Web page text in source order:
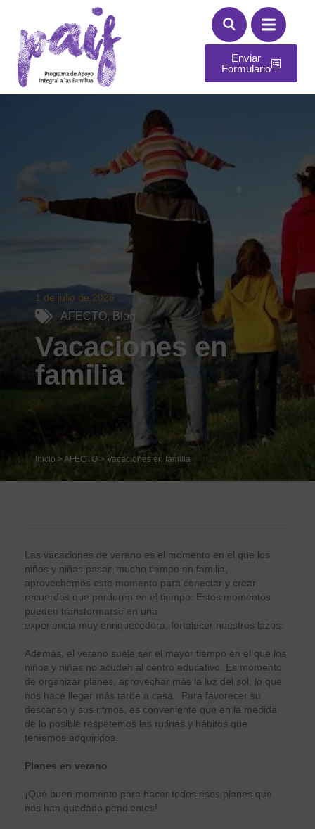
Enviar
Formulario
1 de julio de 2026
AFECTO, Blog
Vacaciones en
familia
Inicio >AFECTO > Vacaciones en familia
Las vacaciones de verano es el momento en el que los
niños y niñas pasan mucho tiempo en familia,
aprovechemos este momento para conectar y crear
recuerdos que perduren en el tiempo. Estos momentos
pueden transformarse en una
experiencia muy enriquecedora, fortalecer nuestros lazos.
Además, el verano suele ser el mayor tiempo en el que los
niños y niñas no acuden al centro educativo. Es momento
de organizar planes, aprovechar más la luz del sol, lo que
nos hace llegar más tarde a casa. Para favorecer su
descanso y sus ritmos, es conveniente que en la medida
de lo posible respetemos las rutinas y hábitos que
teníamos adquiridos.
Planes en verano
¡Qué buen momento para hacer todos esos planes que
nos han quedado pendientes!